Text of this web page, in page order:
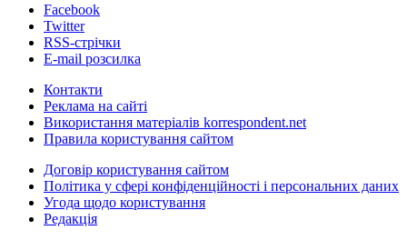
Facebook
Twitter
RSS-стрічки
E-mail розсилка
Контакти
Реклама на сайті
Використання матеріалів korrespondent.net
Правила користування сайтом
Договір користування сайтом
Політика у сфері конфіденційності і персональних даних
Угода щодо користування
Редакція